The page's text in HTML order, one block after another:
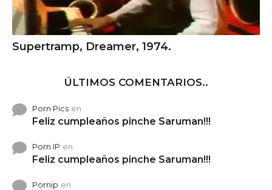
Supertramp, Dreamer, 1974.
ÚLTIMOS COMENTARIOS..
Porn Pics en
Feliz cumpleaños pinche Saruman!!!
Porn IP en
Feliz cumpleaños pinche Saruman!!!
Pornip en